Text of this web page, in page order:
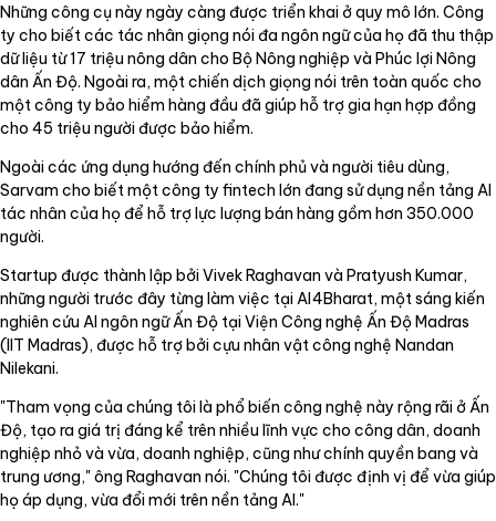
Những công cụ này ngày càng được triển khai ở quy mô lớn. Công
ty cho biết các tác nhân giọng nói đa ngôn ngữ của họ đã thu thập
dữ liệu từ 17 triệu nông dân cho Bộ Nông nghiệp và Phúc lợi Nông
dân Ấn Độ. Ngoài ra, một chiến dịch giọng nói trên toàn quốc cho
một công ty bảo hiểm hàng đầu đã giúp hỗ trợ gia hạn hợp đồng
cho 45 triệu người được bảo hiểm.
Ngoài các ứng dụng hướng đến chính phủ và người tiêu dùng,
Sarvam cho biết một công ty fintech lớn đang sử dụng nền tảng AI
tác nhân của họ để hỗ trợ lực lượng bán hàng gồm hơn 350.000
người.
Startup được thành lập bởi Vivek Raghavan và Pratyush Kumar,
những người trước đây từng làm việc tại AI4Bharat, một sáng kiến
nghiên cứu AI ngôn ngữ Ấn Độ tại Viện Công nghệ Ấn Độ Madras
(IIT Madras), được hỗ trợ bởi cựu nhân vật công nghệ Nandan
Nilekani.
"Tham vọng của chúng tôi là phổ biến công nghệ này rộng rãi ở Ấn
Độ, tạo ra giá trị đáng kể trên nhiều lĩnh vực cho công dân, doanh
nghiệp nhỏ và vừa, doanh nghiệp, cũng như chính quyền bang và
trung ương," ông Raghavan nói. "Chúng tôi được định vị để vừa giúp
họ áp dụng, vừa đổi mới trên nền tảng AI."